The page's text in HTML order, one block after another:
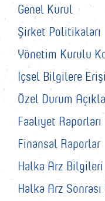
Genel Kurul
Şirket Politikaları
Yönetim Kurulu
İçsel Bilgilere
Özel Durum
Faaliyet Raporları
Finansal Raporlar
Halka Arz Bilgileri
Halka Arz